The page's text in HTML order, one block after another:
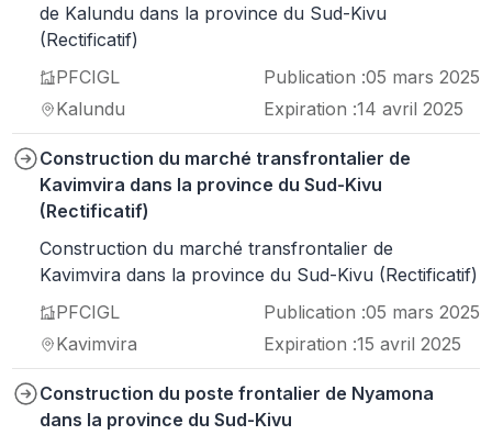
de Kalundu dans la province du Sud-Kivu
(Rectificatif)
PFCIGL
Kalundu
Publication :05 mars 2025
Expiration :14 avril 2025
Construction du marché transfrontalier de
Kavimvira dans la province du Sud-Kivu
(Rectificatif)
Construction du marché transfrontalier de
Kavimvira dans la province du Sud-Kivu (Rectificatif)
PFCIGL
Kavimvira
Publication :05 mars 2025
Expiration :15 avril 2025
Construction du poste frontalier de Nyamona
dans la province du Sud-Kivu